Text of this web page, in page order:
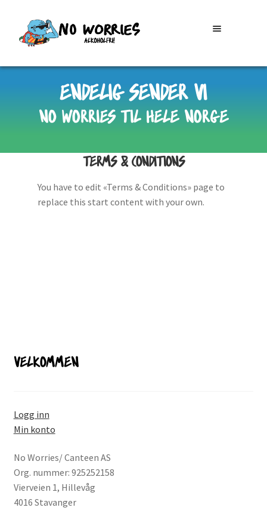
Hopp
til
Hopp
til
SHOP
MIN KONTO
ENDELIG SENDER VI
NO WORRIES TIL HELE NORGE
TERMS & CONDITIONS
You have to edit «Terms & Conditions» page to
replace this start content with your own.
VELKOMMEN
Logg inn
Min konto
No Worries/ Canteen AS
Org. nummer: 925252158
Vierveien 1, Hillevåg
4016 Stavanger